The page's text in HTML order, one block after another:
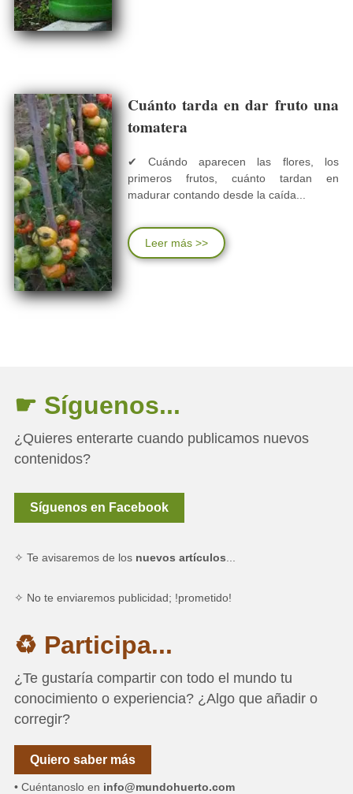
Cuánto tarda en dar fruto una
tomatera
✔ Cuándo aparecen las flores, los
primeros frutos, cuánto tardan en
madurar contando desde la caída...
Leer más >>
☛ Síguenos...
¿Quieres enterarte cuando publicamos nuevos
contenidos?
Síguenos en Facebook
✧ Te avisaremos de los nuevos artículos...
✧ No te enviaremos publicidad; !prometido!
♻ Participa...
¿Te gustaría compartir con todo el mundo tu
conocimiento o experiencia? ¿Algo que añadir o
corregir?
Quiero saber más
• Cuéntanoslo en info@mundohuerto.com